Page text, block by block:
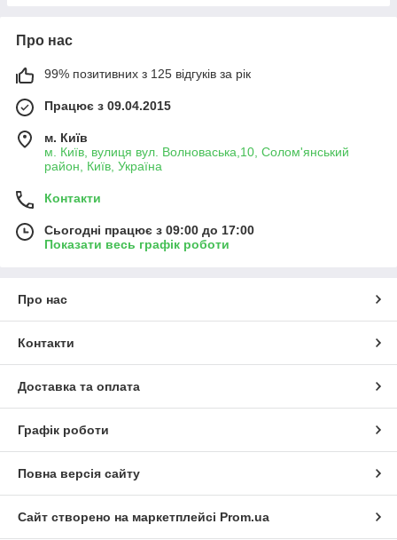
Про нас
99% позитивних з 125 відгуків за рік
Працює з 09.04.2015
м. Київ
м. Київ, вулиця вул. Волноваська,10, Солом'янський
район, Київ, Україна
Контакти
Сьогодні працює з 09:00 до 17:00
Показати весь графік роботи
Про нас
Контакти
Доставка та оплата
Графік роботи
Повна версія сайту
Сайт створено на маркетплейсі Prom.ua